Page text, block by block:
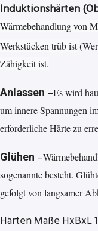
Induktionshärten
Wärmebehandlung von
Werkstücken trüb ist
Zähigkeit ist.
Anlassen –Es wird
um innere Spannungen
erforderliche Härte zu
Glühen –
sogenannte besteht.
gefolgt von langsamer
Härten Maße HxBxL